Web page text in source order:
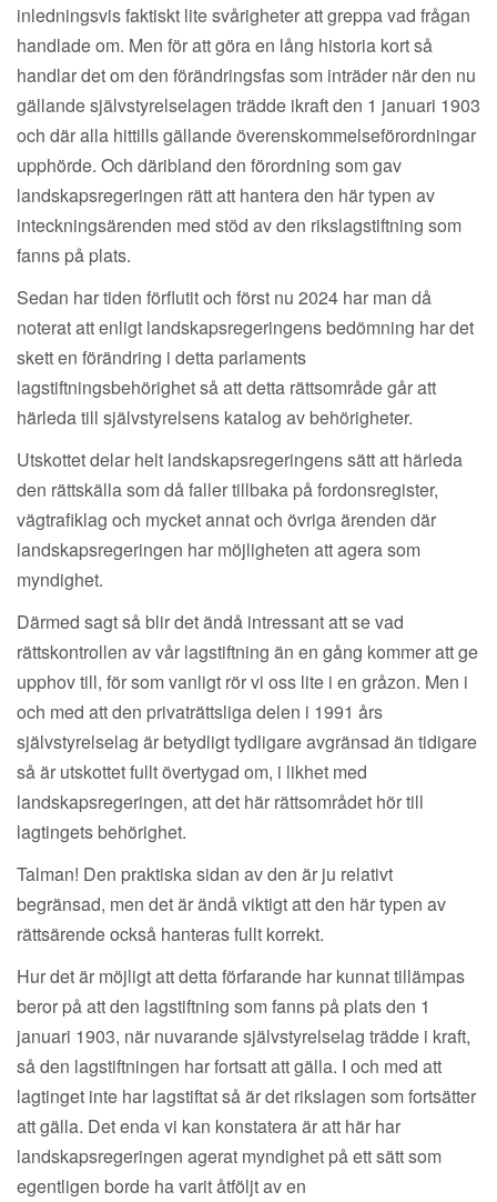
inledningsvis faktiskt lite svårigheter att greppa vad frågan
handlade om. Men för att göra en lång historia kort så
handlar det om den förändringsfas som inträder när den nu
gällande självstyrelselagen trädde ikraft den 1 januari 1903
och där alla hittills gällande överenskommelseförordningar
upphörde. Och däribland den förordning som gav
landskapsregeringen rätt att hantera den här typen av
inteckningsärenden med stöd av den rikslagstiftning som
fanns på plats.
Sedan har tiden förflutit och först nu 2024 har man då
noterat att enligt landskapsregeringens bedömning har det
skett en förändring i detta parlaments
lagstiftningsbehörighet så att detta rättsområde går att
härleda till självstyrelsens katalog av behörigheter.
Utskottet delar helt landskapsregeringens sätt att härleda
den rättskälla som då faller tillbaka på fordonsregister,
vägtrafiklag och mycket annat och övriga ärenden där
landskapsregeringen har möjligheten att agera som
myndighet.
Därmed sagt så blir det ändå intressant att se vad
rättskontrollen av vår lagstiftning än en gång kommer att ge
upphov till, för som vanligt rör vi oss lite i en gråzon. Men i
och med att den privaträttsliga delen i 1991 års
självstyrelselag är betydligt tydligare avgränsad än tidigare
så är utskottet fullt övertygad om, i likhet med
landskapsregeringen, att det här rättsområdet hör till
lagtingets behörighet.
Talman! Den praktiska sidan av den är ju relativt
begränsad, men det är ändå viktigt att den här typen av
rättsärende också hanteras fullt korrekt.
Hur det är möjligt att detta förfarande har kunnat tillämpas
beror på att den lagstiftning som fanns på plats den 1
januari 1903, när nuvarande självstyrelselag trädde i kraft,
så den lagstiftningen har fortsatt att gälla. I och med att
lagtinget inte har lagstiftat så är det rikslagen som fortsätter
att gälla. Det enda vi kan konstatera är att här har
landskapsregeringen agerat myndighet på ett sätt som
egentligen borde ha varit åtföljt av en